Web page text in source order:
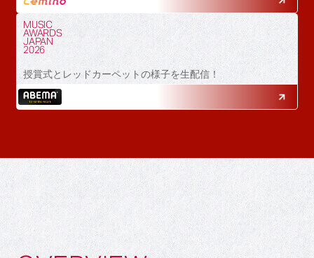
MUSIC
AWARDS
JAPAN
2026
授賞式とレッドカーペットの様子を生配信！